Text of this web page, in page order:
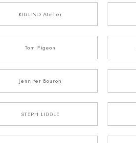
KIBLIND Atelier
Tom Pigeon
Jennifer Bouron
STEPH LIDDLE